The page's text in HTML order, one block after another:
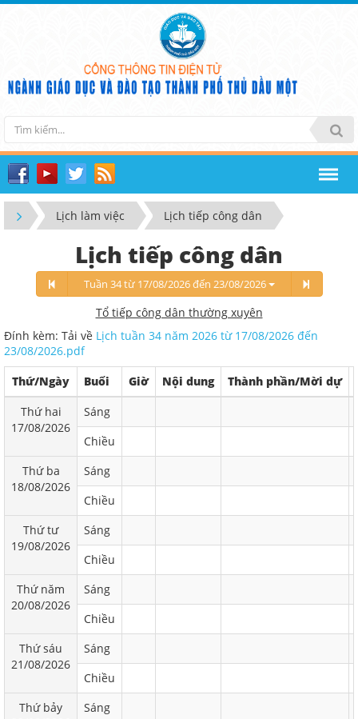
Lịch làm việc Lịch tiếp công dân
Lịch tiếp công dân
Tuần 34 từ 17/08/2026 đến 23/08/2026
Tổ tiếp công dân thường xuyên
Đính kèm: Tải về Lịch tuần 34 năm 2026 từ 17/08/2026 đến
23/08/2026.pdf
Thứ/Ngày
Buổi Giờ Nội dung Thành phần/Mời dự
Thứ hai
17/08/2026
Sáng
Chiều
Thứ ba
18/08/2026
Sáng
Chiều
Thứ tư
19/08/2026
Sáng
Chiều
Thứ năm
20/08/2026
Sáng
Chiều
Thứ sáu
21/08/2026
Sáng
Chiều
Thứ bảy
Sáng